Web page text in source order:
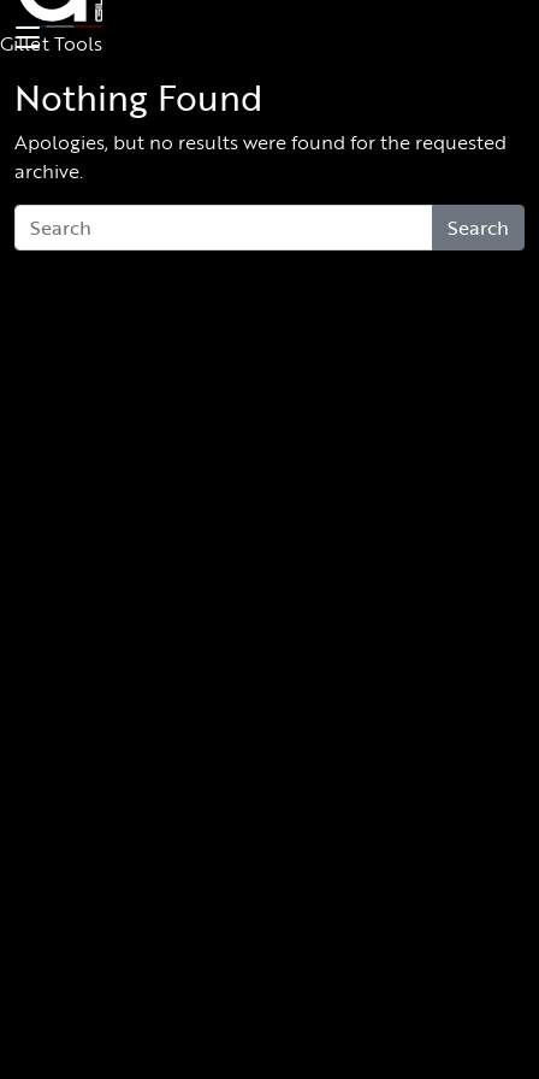
Skip to main content
Gillet Tools
Nothing Found
Apologies, but no results were found for the requested
archive.
Search